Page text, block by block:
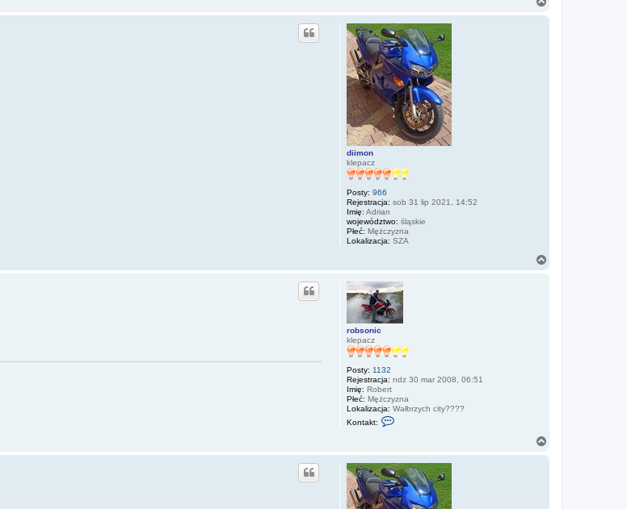
diimon
klepacz
Posty: 966
Rejestracja: sob 31 lip 2021, 14:52
Imię: Adrian
województwo: śląskie
Płeć: Mężczyzna
Lokalizacja: SZA
robsonic
klepacz
Posty: 1132
Rejestracja: ndz 30 mar 2008, 06:51
Imię: Robert
Płeć: Mężczyzna
Lokalizacja: Wałbrzych city????
Kontakt:
t
a
k
t
u
j